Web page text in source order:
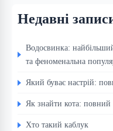
Недавні
Водосвинка:
та феноменальна
Який буває настрій:
Як знайти кота: повний
Хто такий каблук